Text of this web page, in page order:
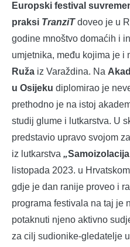
Europski festival
praksi TranziT doveo je u
godine mnoštvo domaćih i
umjetnika, među kojima je i
Ruža iz Varaždina. Na
u Osijeku diplomirao je
prethodno je na istoj
studij glume i lutkarstva. U
predstavio upravo svojom
iz lutkarstva „
listopada 2023. u
gdje je dan ranije proveo i
programa festivala na taj je
potaknuti njeno aktivno
za cilj sudionike-gledatelje